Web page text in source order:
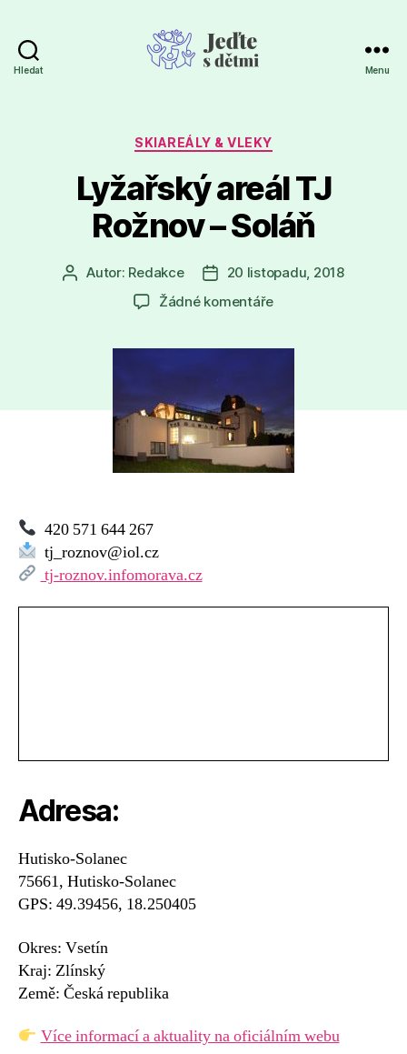
Hledat Menu
Rubriky
SKIAREÁLY & VLEKY
Lyžařský areál TJ
Rožnov – Soláň
AutorAutor: Redakce
Datum
příspěvku
20 listopadu, 2018
Žádné komentářeu
TJ
Rožnov
420 571 644 267
tj_roznov@iol.cz
tj-roznov.infomorava.cz
Adresa:
Hutisko-Solanec
75661, Hutisko-Solanec
GPS: 49.39456, 18.250405
Okres: Vsetín
Kraj: Zlínský
Země: Česká republika
Více informací a aktuality na oficiálním webu